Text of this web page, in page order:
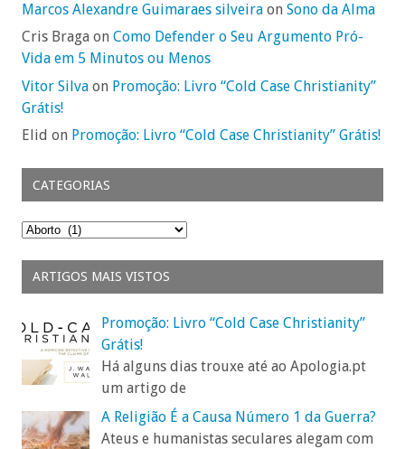
Marcos Alexandre Guimaraes silveira on Sono da Alma
Cris Braga on Como Defender o Seu Argumento Pró-
Vida em 5 Minutos ou Menos
Vitor Silva on Promoção: Livro “Cold Case Christianity”
Grátis!
Elid on Promoção: Livro “Cold Case Christianity” Grátis!
CATEGORIAS
Categorias
ARTIGOS MAIS VISTOS
Promoção: Livro “Cold Case Christianity”
Grátis!
Há alguns dias trouxe até ao Apologia.pt
um artigo de
A Religião É a Causa Número 1 da Guerra?
Ateus e humanistas seculares alegam com